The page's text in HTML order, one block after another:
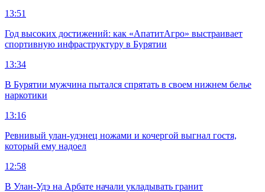
13:51
Год высоких достижений: как «АпатитАгро» выстраивает
спортивную инфраструктуру в Бурятии
13:34
В Бурятии мужчина пытался спрятать в своем нижнем белье
наркотики
13:16
Ревнивый улан-удэнец ножами и кочергой выгнал гостя,
который ему надоел
12:58
В Улан-Удэ на Арбате начали укладывать гранит